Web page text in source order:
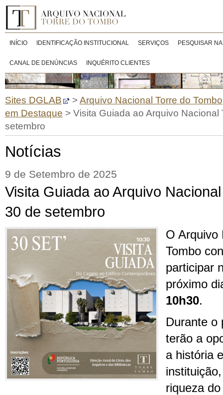
INÍCIO IDENTIFICAÇÃO INSTITUCIONAL SERVIÇOS PESQUISAR
CANAL DE DENÚNCIAS INQUÉRITO CLIENTES
Sites DGLAB >Arquivo Nacional Torre do Tombo
em Destaque > Visita Guiada ao Arquivo Nacional
setembro
Notícias
9 de Setembro de 2025
Visita Guiada ao Arquivo
30 de setembro
O Arquivo
Tombo
participar
próximo
10h30.
Durante o
terão a
a história
riqueza